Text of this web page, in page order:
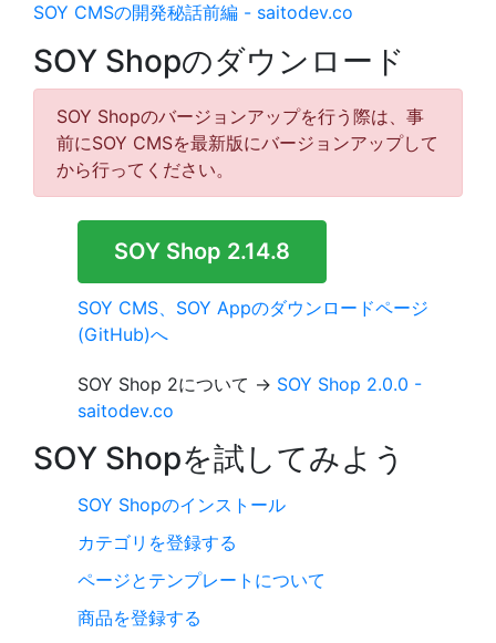
SOY CMSの開発秘話前編 - saitodev.co
SOY Shopのダウンロード
SOY Shopのバージョンアップを行う際は、事
前にSOY CMSを最新版にバージョンアップして
から行ってください。
SOY Shop 2.14.8
SOY CMS、SOY Appのダウンロードページ
(GitHub)へ
SOY Shop 2について → SOY Shop 2.0.0 -
saitodev.co
SOY Shopを試してみよう
SOY Shopのインストール
カテゴリを登録する
ページとテンプレートについて
商品を登録する